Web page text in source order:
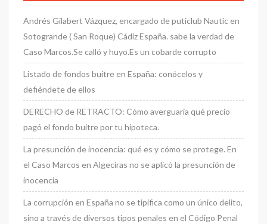
Andrés Gilabert Vázquez, encargado de puticlub Nautic en
Sotogrande ( San Roque) Cádiz España. sabe la verdad de
Caso Marcos.Se calló y huyo.Es un cobarde corrupto
Listado de fondos buitre en España: conócelos y
defiéndete de ellos
DERECHO de RETRACTO: Cómo averguaria qué precio
pagó el fondo buitre por tu hipoteca.
La presunción de inocencia: qué es y cómo se protege. En
el Caso Marcos en Algeciras no se aplicó la presunción de
inocencia
La corrupción en España no se tipifica como un único delito,
sino a través de diversos tipos penales en el Código Penal